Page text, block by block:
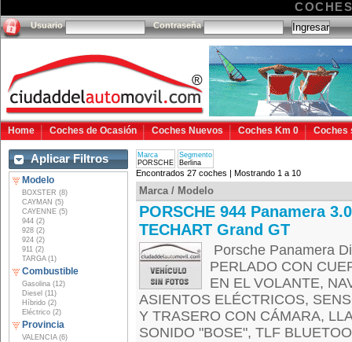
Usuario Contraseña
Home Coches de Ocasión Coches Nuevos Coches Km 0 Coches
Aplicar Filtros
Modelo
BOXSTER (8)
CAYMAN (5)
CAYENNE (5)
944 (2)
928 (2)
924 (2)
911 (2)
TARGA (1)
Combustible
Gasolina (12)
Diesel (11)
Híbrido (2)
Eléctrico (2)
Provincia
VALENCIA (6)
Marca
PORSCHE
Segmento
Berlina
Encontrados 27 coches | Mostrando 1 a 10
Marca / Modelo
PORSCHE 944 Panamera
TECHART Grand GT
Porsche Panamera
PERLADO CON
EN EL VOLANTE,
ASIENTOS ELÉCTRICOS,
Y TRASERO CON CÁMARA,
SONIDO "BOSE", TLF